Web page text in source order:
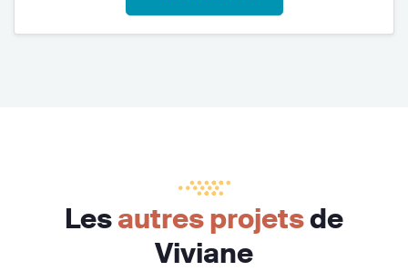
Lesautres projetsde
Viviane